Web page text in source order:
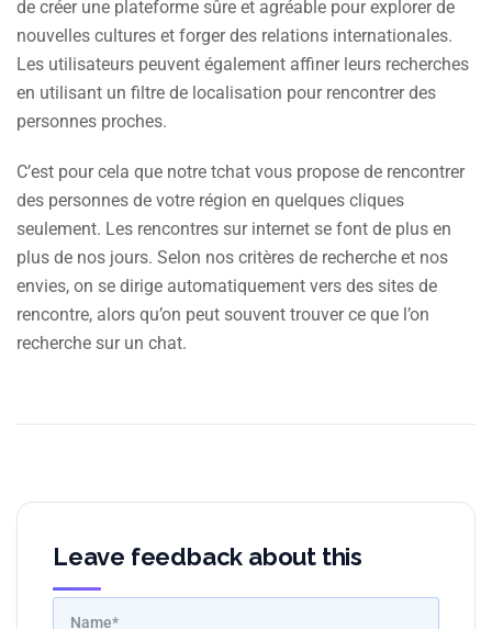
de créer une plateforme sûre et agréable pour explorer de
nouvelles cultures et forger des relations internationales.
Les utilisateurs peuvent également affiner leurs recherches
en utilisant un filtre de localisation pour rencontrer des
personnes proches.
C’est pour cela que notre tchat vous propose de rencontrer
des personnes de votre région en quelques cliques
seulement. Les rencontres sur internet se font de plus en
plus de nos jours. Selon nos critères de recherche et nos
envies, on se dirige automatiquement vers des sites de
rencontre, alors qu’on peut souvent trouver ce que l’on
recherche sur un chat.
Leave feedback about this